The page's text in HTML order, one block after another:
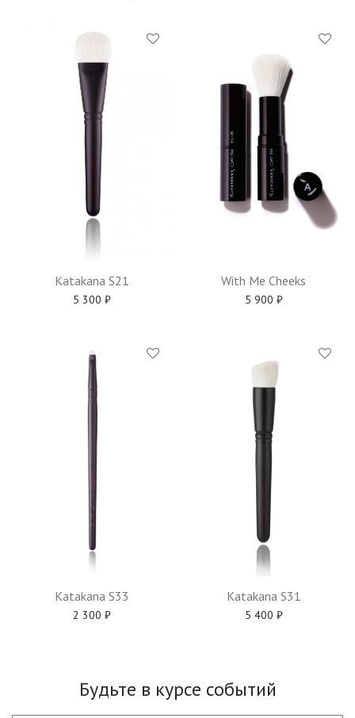
Katakana S21
5 300 ₽
With Me Cheeks
5 900 ₽
Katakana S33
2 300 ₽
Katakana S31
5 400 ₽
Будьте в курсе событий